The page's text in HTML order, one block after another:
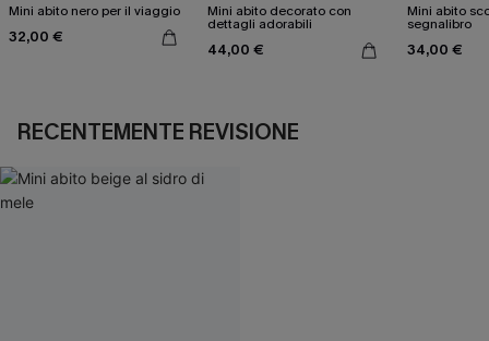
Mini abito nero per il viaggio
32,00 €
Mini abito decorato con
dettagli adorabili
44,00 €
Mini abito
segnalibro
34,00 €
RECENTEMENTE REVISIONE